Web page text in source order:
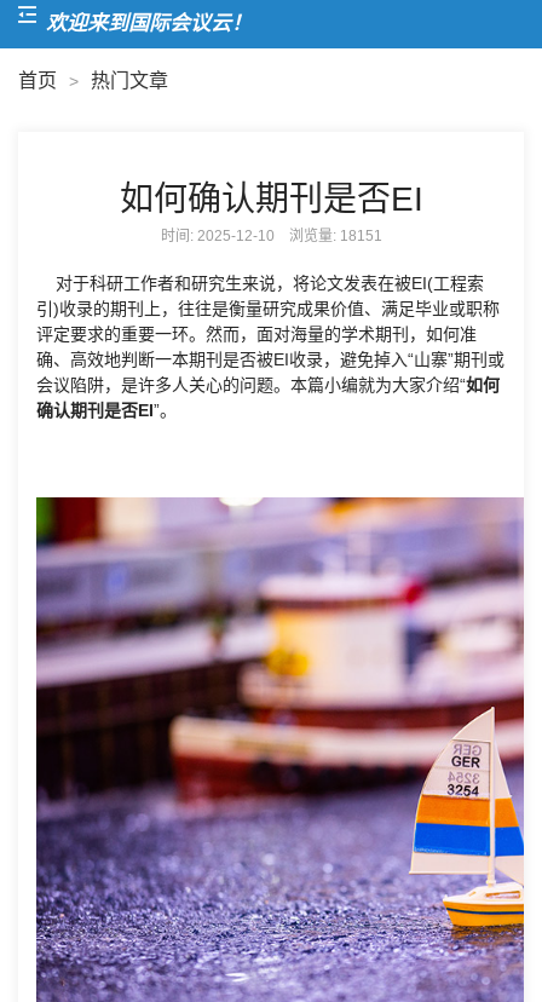
欢迎来到国际会议云！
首页 > 热门文章
如何确认期刊是否EI
时间: 2025-12-10 浏览量: 18151
对于科研工作者和研究生来说，将论文发表在被EI(工程索
引)收录的期刊上，往往是衡量研究成果价值、满足毕业或职称
评定要求的重要一环。然而，面对海量的学术期刊，如何准
确、高效地判断一本期刊是否被EI收录，避免掉入“山寨”期刊或
会议陷阱，是许多人关心的问题。本篇小编就为大家介绍“如何
确认期刊是否EI”。